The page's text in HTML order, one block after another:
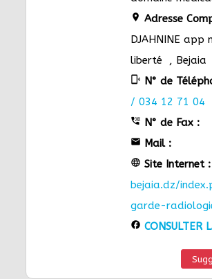
location_on Adresse
DJAHNINE
liberté , Bejaia
phonelink_ring N° de
/ 034 12 71 04
tty N° de Fax :
email Mail :
language Site Internet :
bejaia.dz/
garde-
facebook CONSULTER